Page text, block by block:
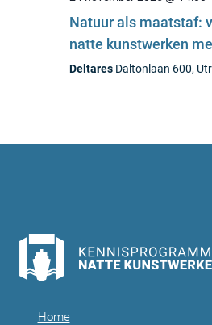
Natuur als maatstaf:
natte kunstwerken
Deltares Daltonlaan 600,
Home